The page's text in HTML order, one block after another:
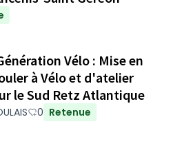
Vélo : Mise en
à Vélo et d'atelier
le Sud Retz Atlantique
0 Retenue